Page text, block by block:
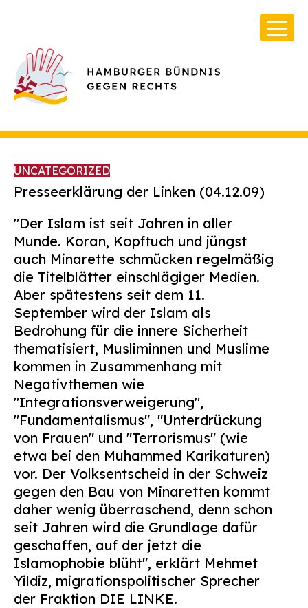
Über Uns
Infos & Broschüren
Archiv
Kontakt
Suchen
nach:
UNCATEGORIZED
Presseerklärung der Linken (04.12.09)
"Der Islam ist seit Jahren in aller
Munde. Koran, Kopftuch und jüngst
auch Minarette schmücken regelmäßig
die Titelblätter einschlägiger Medien.
Aber spätestens seit dem 11.
September wird der Islam als
Bedrohung für die innere Sicherheit
thematisiert, Musliminnen und Muslime
kommen in Zusammenhang mit
Negativthemen wie
"Integrationsverweigerung",
"Fundamentalismus", "Unterdrückung
von Frauen" und "Terrorismus" (wie
etwa bei den Muhammed Karikaturen)
vor. Der Volksentscheid in der Schweiz
gegen den Bau von Minaretten kommt
daher wenig überraschend, denn schon
seit Jahren wird die Grundlage dafür
geschaffen, auf der jetzt die
Islamophobie blüht", erklärt Mehmet
Yildiz, migrationspolitischer Sprecher
der Fraktion DIE LINKE.